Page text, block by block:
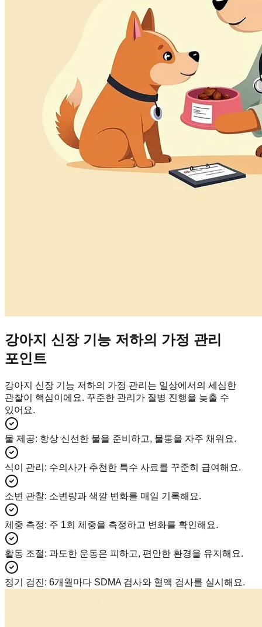
강아지 신장 기능 저하의 가정 관리
포인트
강아지 신장 기능 저하의 가정 관리는 일상에서의 세심한
관찰이 핵심이에요. 꾸준한 관리가 질병 진행을 늦출 수
있어요.
물 제공: 항상 신선한 물을 준비하고, 물통을 자주 채워요.
식이 관리 : 수의사가 추천한 특수 사료를 꾸준히 급여해요.
소변 관찰: 소변량과 색깔 변화를 매일 기록해요.
체중 측정: 주 1회 체중을 측정하고 변화를 확인해요.
활동 조절: 과도한 운동은 피하고, 편안한 환경을 유지해요.
정기 검진: 6개월마다 SDMA 검사와 혈액 검사를 실시해요.